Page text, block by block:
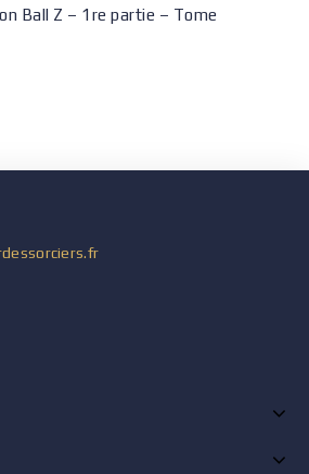
Ball Z – 1re partie – Tome